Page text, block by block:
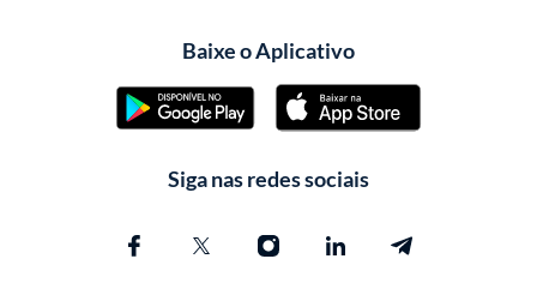
Baixe o Aplicativo
Siga nas redes sociais